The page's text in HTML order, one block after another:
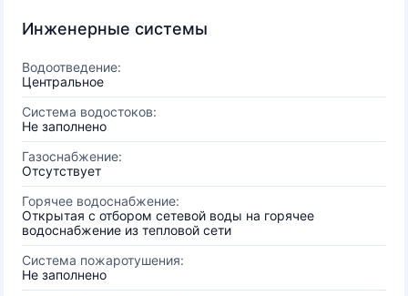
Инженерные системы
Водоотведение:
Центральное
Система водостоков:
Не заполнено
Газоснабжение:
Отсутствует
Горячее водоснабжение:
Открытая с отбором сетевой воды на горячее
водоснабжение из тепловой сети
Система пожаротушения:
Не заполнено